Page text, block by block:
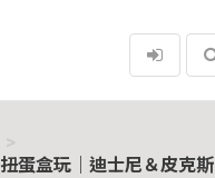
扭蛋盒玩｜迪士尼＆皮克斯